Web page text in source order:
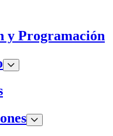
y Programación